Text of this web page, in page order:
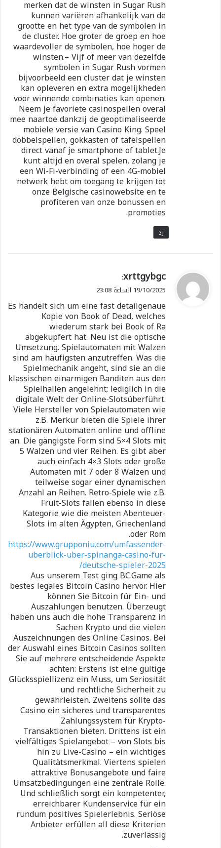
merken dat de winsten in Sugar Rush
kunnen variëren afhankelijk van de
grootte en het type van de symbolen in
de cluster. Hoe groter de groep en hoe
waardevoller de symbolen, hoe hoger de
winsten.– Vijf of meer van dezelfde
symbolen in Sugar Rush vormen
bijvoorbeeld een cluster dat je winsten
kan opleveren en extra mogelijkheden
voor winnende combinaties kan openen.
Neem je favoriete casinospellen overal
mee naartoe dankzij de geoptimaliseerde
mobiele versie van Casino King. Speel
dobbelspellen, gokkasten of tafelspellen
direct vanaf je smartphone of tablet.Je
kunt altijd en overal spelen, zolang je
een Wi-Fi-verbinding of een 4G-mobiel
netwerk hebt om toegang te krijgen tot
onze Belgische casinowebsite en te
profiteren van onze bonussen en
promoties.
رد
ي
ق
ل
xrttgybgc
:
19/10/2025 الساعة 23:08
Es handelt sich um eine fast detailgenaue
Kopie von Book of Dead, welches
wiederum stark bei Book of Ra
abgekupfert hat. Neu ist die optische
Umsetzung. Spielautomaten mit Walzen
sind am häufigsten anzutreffen. Was die
Spielmechanik angeht, sind sie an die
klassischen einarmigen Banditen aus den
Spielhallen angelehnt; lediglich in die
digitale Welt der Online-Slotsüberführt.
Viele Hersteller von Spielautomaten wie
z.B. Merkur bieten die Spiele ihrer
stationären Automaten online und offline
an. Die gängigste Form sind 5×4 Slots mit
5 Walzen und vier Reihen. Es gibt aber
auch einfach 4×3 Slots oder große
Automaten mit 7 oder 8 Walzen und
teilweise sogar einer dynamischen
Anzahl an Reihen. Retro-Spiele wie z.B.
Fruit-Slots fallen ebenso in diese
Kategorie wie die meisten Abenteuer-
Slots im alten Ägypten, Griechenland
oder Rom.
https://www.grupponiu.com/umfassender-
uberblick-uber-spinanga-casino-fur-
deutsche-spieler-2025/
Aus unserem Test ging BC.Game als
bestes legales Bitcoin Casino hervor. Hier
können Sie Bitcoin für Ein- und
Auszahlungen benutzen. Überzeugt
haben uns auch die hohe Transparenz in
Sachen Krypto und die vielen
Auszeichnungen des Online Casinos. Bei
der Auswahl eines Bitcoin Casinos sollten
Sie auf mehrere entscheidende Aspekte
achten: Erstens ist eine gültige
Glücksspiellizenz ein Muss, um Seriosität
und rechtliche Sicherheit zu
gewährleisten. Zweitens sollte das
Casino ein sicheres und transparentes
Zahlungssystem für Krypto-
Transaktionen bieten. Drittens ist ein
vielfältiges Spielangebot – von Slots bis
hin zu Live-Casino – ein wichtiges
Qualitätsmerkmal. Viertens spielen
attraktive Bonusangebote und faire
Umsatzbedingungen eine zentrale Rolle.
Und schließlich sorgt ein kompetenter,
erreichbarer Kundenservice für ein
rundum positives Spielerlebnis. Seriöse
Anbieter erfüllen all diese Kriterien
zuverlässig.